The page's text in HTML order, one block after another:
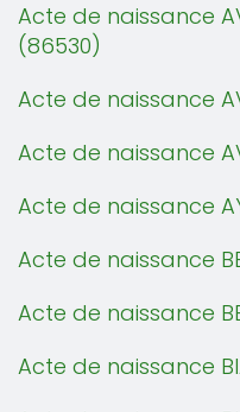
Acte de naissance
(86530)
Acte de naissance
Acte de naissance
Acte de naissance
Acte de naissance
Acte de naissance
Acte de naissance